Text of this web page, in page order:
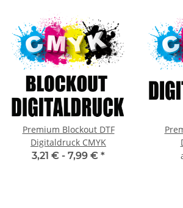
Premium Blockout DTF
Digitaldruck CMYK
3,21 € - 7,99 € *